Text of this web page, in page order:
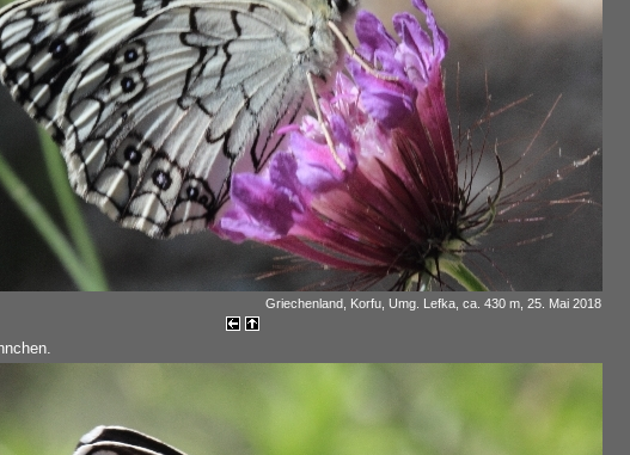
Griechenland, Korfu, Umg. Lefka, ca. 430 m, 25. Mai 2018